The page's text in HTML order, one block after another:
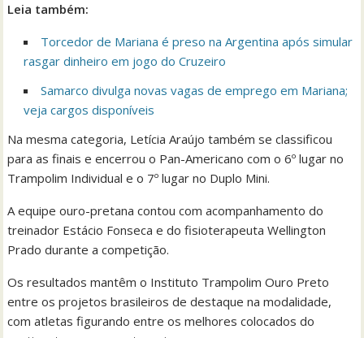
Leia também:
Torcedor de Mariana é preso na Argentina após simular
rasgar dinheiro em jogo do Cruzeiro
Samarco divulga novas vagas de emprego em Mariana;
veja cargos disponíveis
Na mesma categoria, Letícia Araújo também se classificou
para as finais e encerrou o Pan-Americano com o 6º lugar no
Trampolim Individual e o 7º lugar no Duplo Mini.
A equipe ouro-pretana contou com acompanhamento do
treinador Estácio Fonseca e do fisioterapeuta Wellington
Prado durante a competição.
Os resultados mantêm o Instituto Trampolim Ouro Preto
entre os projetos brasileiros de destaque na modalidade,
com atletas figurando entre os melhores colocados do